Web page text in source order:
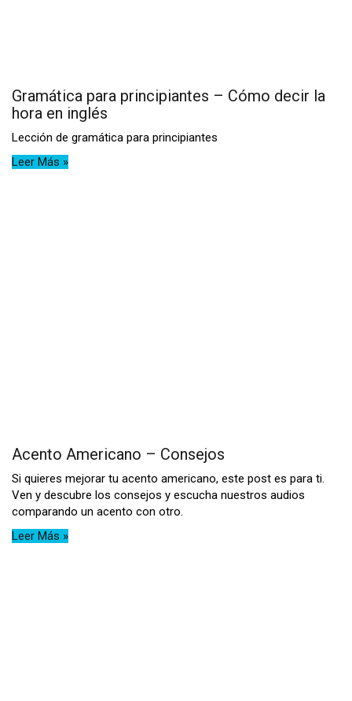
Gramática para principiantes – Cómo decir la
hora en inglés
Lección de gramática para principiantes
Leer Más »
Acento Americano – Consejos
Si quieres mejorar tu acento americano, este post es para ti.
Ven y descubre los consejos y escucha nuestros audios
comparando un acento con otro.
Leer Más »